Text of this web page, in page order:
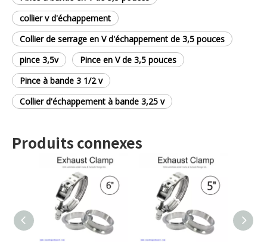
collier v d'échappement
Collier de serrage en V d'échappement de 3,5 pouces
pince 3,5v
Pince en V de 3,5 pouces
Pince à bande 3 1/2 v
Collier d'échappement à bande 3,25 v
Produits connexes